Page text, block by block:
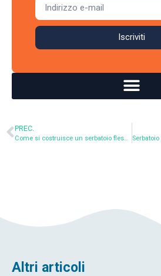
Iscriviti
PREC.
Come si costruisce un serbatoio flessibile?
Altri articoli